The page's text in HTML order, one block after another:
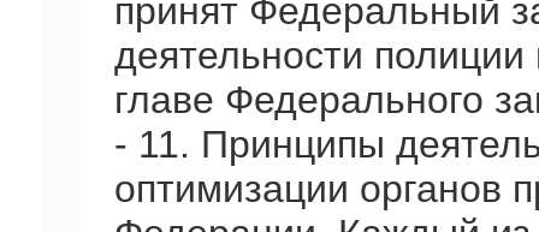
принят Федеральный
деятельности
главе Федерального
- 11. Принципы
оптимизации органов